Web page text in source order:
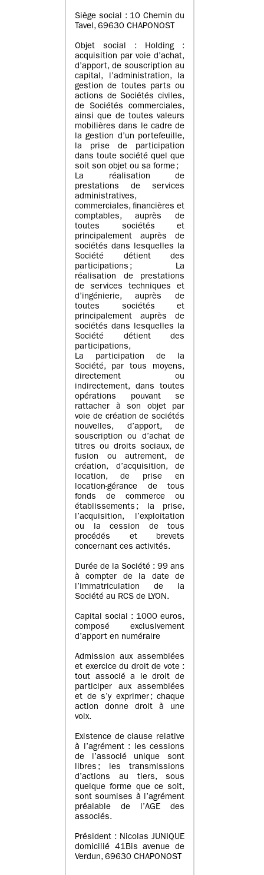
Siège social : 10 Chemin du
Tavel, 69630 CHAPONOST
Objet social : Holding :
acquisition par voie d’achat,
d’apport, de souscription au
capital, l’administration, la
gestion de toutes parts ou
actions de Sociétés civiles,
de Sociétés commerciales,
ainsi que de toutes valeurs
mobilières dans le cadre de
la gestion d’un portefeuille,
la prise de participation
dans toute société quel que
soit son objet ou sa forme ;
La réalisation de
prestations de services
administratives,
commerciales, financières et
comptables, auprès de
toutes sociétés et
principalement auprès de
sociétés dans lesquelles la
Société détient des
participations ; La
réalisation de prestations
de services techniques et
d’ingénierie, auprès de
toutes sociétés et
principalement auprès de
sociétés dans lesquelles la
Société détient des
participations,
La participation de la
Société, par tous moyens,
directement ou
indirectement, dans toutes
opérations pouvant se
rattacher à son objet par
voie de création de sociétés
nouvelles, d’apport, de
souscription ou d’achat de
titres ou droits sociaux, de
fusion ou autrement, de
création, d’acquisition, de
location, de prise en
location-gérance de tous
fonds de commerce ou
établissements ; la prise,
l’acquisition, l’exploitation
ou la cession de tous
procédés et brevets
concernant ces activités.
Durée de la Société : 99 ans
à compter de la date de
l’immatriculation de la
Société au RCS de LYON.
Capital social : 1000 euros,
composé exclusivement
d’apport en numéraire
Admission aux assemblées
et exercice du droit de vote :
tout associé a le droit de
participer aux assemblées
et de s’y exprimer ; chaque
action donne droit à une
voix.
Existence de clause relative
à l’agrément : les cessions
de l’associé unique sont
libres ; les transmissions
d’actions au tiers, sous
quelque forme que ce soit,
sont soumises à l’agrément
préalable de l’AGE des
associés.
Président : Nicolas JUNIQUE
domicilié 41Bis avenue de
Verdun, 69630 CHAPONOST